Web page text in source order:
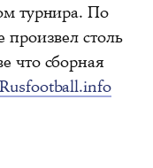
турнира. По
произвел столь
что сборная
Rusfootball.info